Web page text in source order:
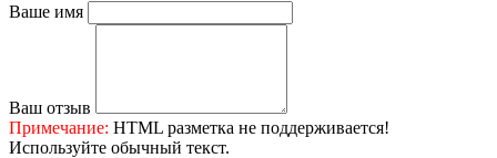
Ваше имя
Ваш отзыв
Примечание: HTML разметка не поддерживается!
Используйте обычный текст.